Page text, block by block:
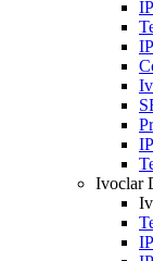
Ivoclar